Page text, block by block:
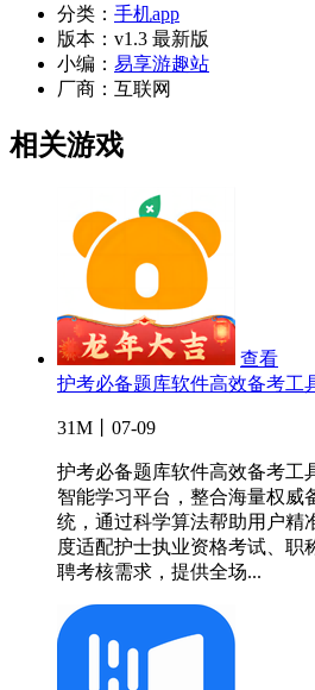
分类： 手机app
版本： v1.3 最新版
小编： 易享游趣站
厂商： 互联网
相关游戏
查看
护考必备题库软件高效备考工
31M丨07-09
护考必备题库软件高效备考工
智能学习平台，整合海量权威
统，通过科学算法帮助用户精
度适配护士执业资格考试、职
聘考核需求，提供全场...